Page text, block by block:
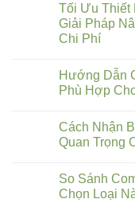
Tối Ưu Thiết
Giải Pháp
Chi Phí
Hướng Dẫn
Phù Hợp
Cách Nhận
Quan Trọng
So Sánh
Chọn Loại